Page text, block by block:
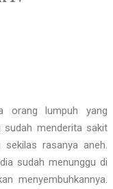
orang lumpuh yang
sudah menderita sakit
rasanya aneh.
sudah menunggu di
menyembuhkannya.